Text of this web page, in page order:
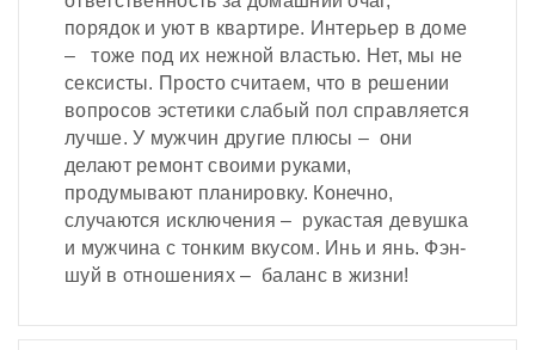
порядок и уют в квартире. Интерьер в доме
– тоже под их нежной властью. Нет, мы не
сексисты. Просто считаем, что в решении
вопросов эстетики слабый пол справляется
лучше. У мужчин другие плюсы – они
делают ремонт своими руками,
продумывают планировку. Конечно,
случаются исключения – рукастая девушка
и мужчина с тонким вкусом. Инь и янь. Фэн-
шуй в отношениях – баланс в жизни!